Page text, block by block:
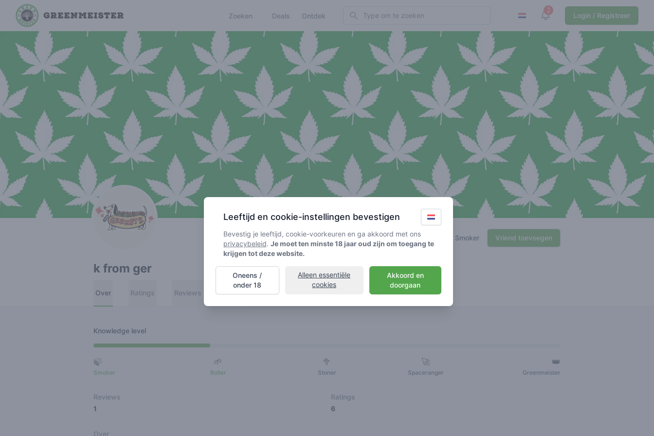
Zoeken Deals Ontdek Search 2
View notifications
Login / Registreer
🌱 Smoker Vriend toevoegen
k from ger
Over Ratings Reviews Vrienden
Knowledge level
🍃
Smoker
🌱
Roller
🥦
Stoner
🚀
Spaceranger
👑
Greenmeister
Reviews
1
Ratings
6
Over
Leeftijd en cookie-instellingen bevestigen
Bevestig je leeftijd, cookie-voorkeuren en ga akkoord met ons
privacybeleid. Je moet ten minste 18 jaar oud zijn om toegang te
krijgen tot deze website.
Akkoord en
doorgaan
Alleen essentiële
cookies
Oneens /
onder 18